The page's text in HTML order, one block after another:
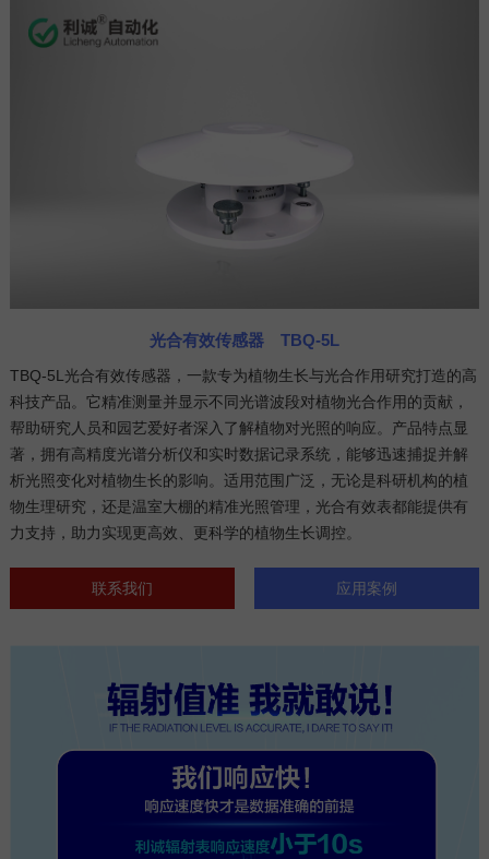
光合有效传感器 TBQ-5L
TBQ-5L光合有效传感器，一款专为植物生长与光合作用研究打造的高
科技产品。它精准测量并显示不同光谱波段对植物光合作用的贡献，
帮助研究人员和园艺爱好者深入了解植物对光照的响应。产品特点显
著，拥有高精度光谱分析仪和实时数据记录系统，能够迅速捕捉并解
析光照变化对植物生长的影响。适用范围广泛，无论是科研机构的植
物生理研究，还是温室大棚的精准光照管理，光合有效表都能提供有
力支持，助力实现更高效、更科学的植物生长调控。
联系我们 应用案例